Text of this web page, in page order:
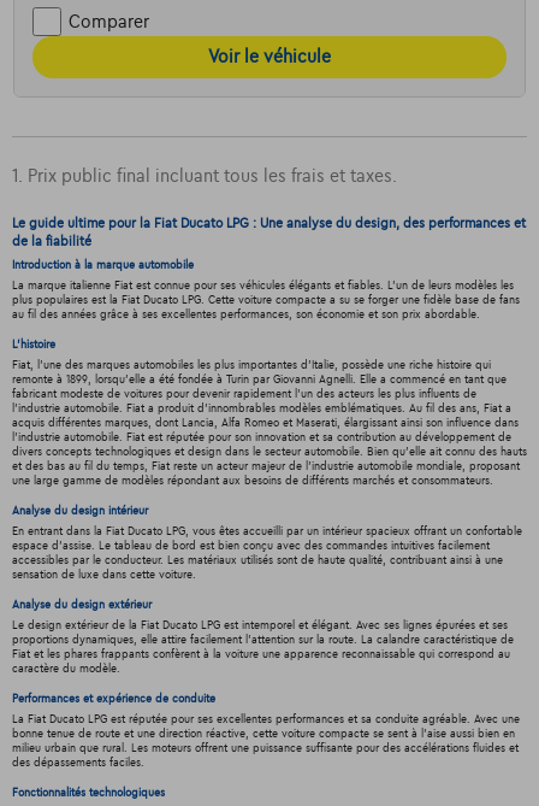
Comparer
Voir le véhicule
1. Prix public final incluant tous les frais et taxes.
Le guide ultime pour la Fiat Ducato LPG : Une analyse du design, des performances et
de la fiabilité
Introduction à la marque automobile
La marque italienne Fiat est connue pour ses véhicules élégants et fiables. L'un de leurs modèles les
plus populaires est la Fiat Ducato LPG. Cette voiture compacte a su se forger une fidèle base de fans
au fil des années grâce à ses excellentes performances, son économie et son prix abordable.
L'histoire
Fiat, l'une des marques automobiles les plus importantes d'Italie, possède une riche histoire qui
remonte à 1899, lorsqu'elle a été fondée à Turin par Giovanni Agnelli. Elle a commencé en tant que
fabricant modeste de voitures pour devenir rapidement l'un des acteurs les plus influents de
l'industrie automobile. Fiat a produit d'innombrables modèles emblématiques. Au fil des ans, Fiat a
acquis différentes marques, dont Lancia, Alfa Romeo et Maserati, élargissant ainsi son influence dans
l'industrie automobile. Fiat est réputée pour son innovation et sa contribution au développement de
divers concepts technologiques et design dans le secteur automobile. Bien qu'elle ait connu des hauts
et des bas au fil du temps, Fiat reste un acteur majeur de l'industrie automobile mondiale, proposant
une large gamme de modèles répondant aux besoins de différents marchés et consommateurs.
Analyse du design intérieur
En entrant dans la Fiat Ducato LPG, vous êtes accueilli par un intérieur spacieux offrant un confortable
espace d'assise. Le tableau de bord est bien conçu avec des commandes intuitives facilement
accessibles par le conducteur. Les matériaux utilisés sont de haute qualité, contribuant ainsi à une
sensation de luxe dans cette voiture.
Analyse du design extérieur
Le design extérieur de la Fiat Ducato LPG est intemporel et élégant. Avec ses lignes épurées et ses
proportions dynamiques, elle attire facilement l'attention sur la route. La calandre caractéristique de
Fiat et les phares frappants confèrent à la voiture une apparence reconnaissable qui correspond au
caractère du modèle.
Performances et expérience de conduite
La Fiat Ducato LPG est réputée pour ses excellentes performances et sa conduite agréable. Avec une
bonne tenue de route et une direction réactive, cette voiture compacte se sent à l'aise aussi bien en
milieu urbain que rural. Les moteurs offrent une puissance suffisante pour des accélérations fluides et
des dépassements faciles.
Fonctionnalités technologiques